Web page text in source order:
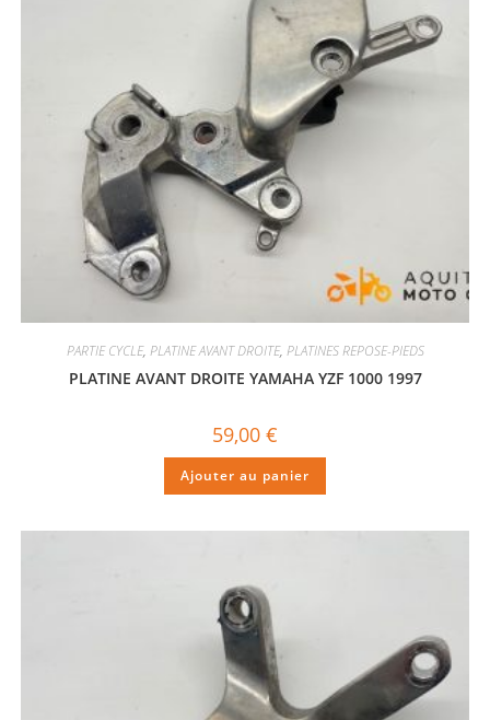
PARTIE CYCLE, PLATINE AVANT DROITE, PLATINES REPOSE-PIEDS
PLATINE AVANT DROITE YAMAHA YZF 1000 1997
59,00 €
Ajouter au panier